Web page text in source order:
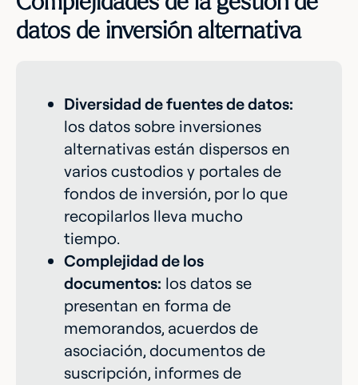
datos de inversión alternativa
Diversidad de fuentes de datos:
los datos sobre inversiones
alternativas están dispersos en
varios custodios y portales de
fondos de inversión, por lo que
recopilarlos lleva mucho
tiempo.
Complejidad de los
documentos: los datos se
presentan en forma de
memorandos, acuerdos de
asociación, documentos de
suscripción, informes de